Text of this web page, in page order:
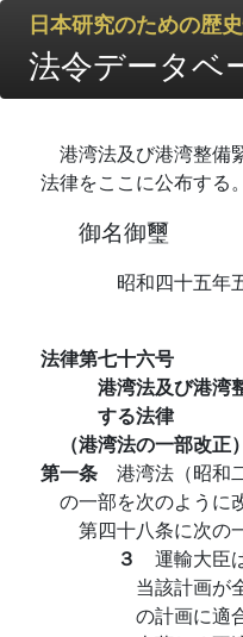
日本研究のための歴
法令データベ
港湾法及び港湾整備
法律をここに公布する。
御名御璽
昭和四十五年
法律第七十六号
港湾法及び港湾
する法律
（港湾法の一部改正）
第一条 港湾法（昭和
の一部を次のように
第四十八条に次の
３ 運輸大臣
当該計画が
の計画に適